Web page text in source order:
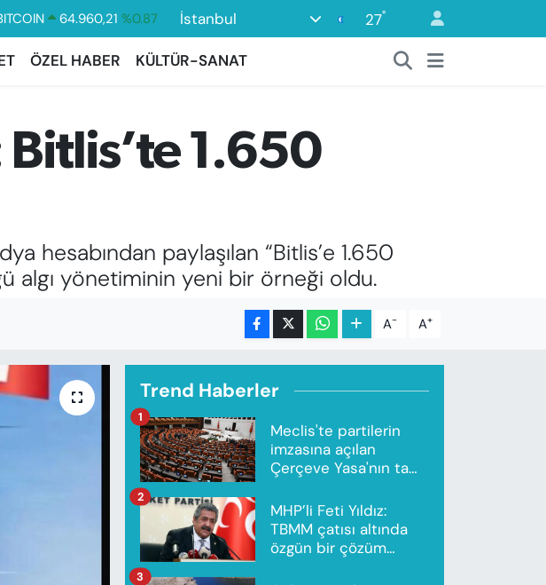
64.960,21 %0.87
ALTIN
6648.99 %2.59
İstanbul 27°
ÖZEL HABER KÜLTÜR-SANAT
1.650
hesabından paylaşılan “Bitlis’e 1.650
algı yönetiminin yeni bir örneği oldu.
A- A+
Trend Haberler
Meclis'te partilerin
imzasına açılan
Çerçeve Yasa'nın tam
1
MHP’li Feti Yıldız:
TBMM çatısı altında
özgün bir çözüm
2
3